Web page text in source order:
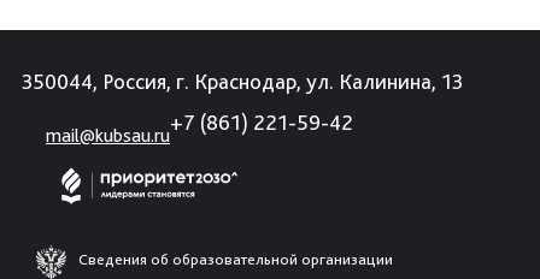
350044, Россия, г. Краснодар, ул. Калинина, 13
mail@kubsau.ru
+7 (861) 221-59-42
Сведения об образовательной организации